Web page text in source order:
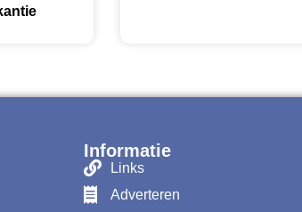
Informatie
Links
Adverteren